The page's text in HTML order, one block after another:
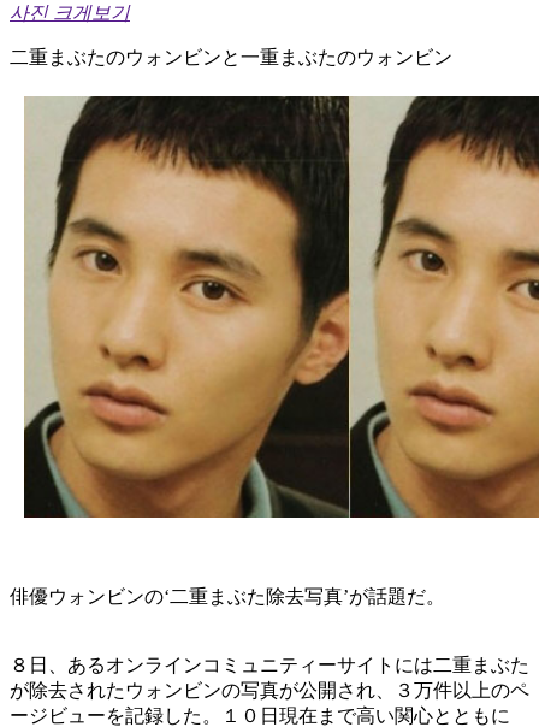
사진 크게보기
二重まぶたのウォンビンと一重まぶたのウォンビン
俳優ウォンビンの‘二重まぶた除去写真’が話題だ。
８日、あるオンラインコミュニティーサイトには二重まぶた
が除去されたウォンビンの写真が公開され、３万件以上のペ
ージビューを記録した。１０日現在まで高い関心とともに